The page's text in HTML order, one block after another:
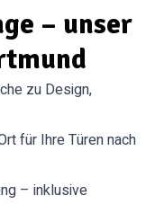
– unser
zu Design,
für Ihre Türen nach
– inklusive